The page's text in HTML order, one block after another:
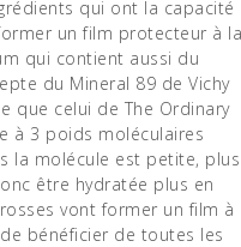
qui ont la capacité
un film protecteur à la
qui contient aussi du
du Mineral 89 de Vichy
que celui de The Ordinary
à 3 poids moléculaires
la molécule est petite, plus
être hydratée plus en
vont former un film à
bénéficier de toutes les